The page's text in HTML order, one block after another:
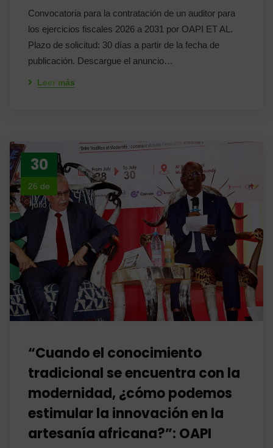
Convocatoria para la contratación de un auditor para
los ejercicios fiscales 2026 a 2031 por OAPI ET AL.
Plazo de solicitud: 30 días a partir de la fecha de
publicación. Descargue el anuncio…
Leer más
30
26 de
julio
“Cuando el conocimiento
tradicional se encuentra con la
modernidad, ¿cómo podemos
estimular la innovación en la
artesanía africana?”: OAPI